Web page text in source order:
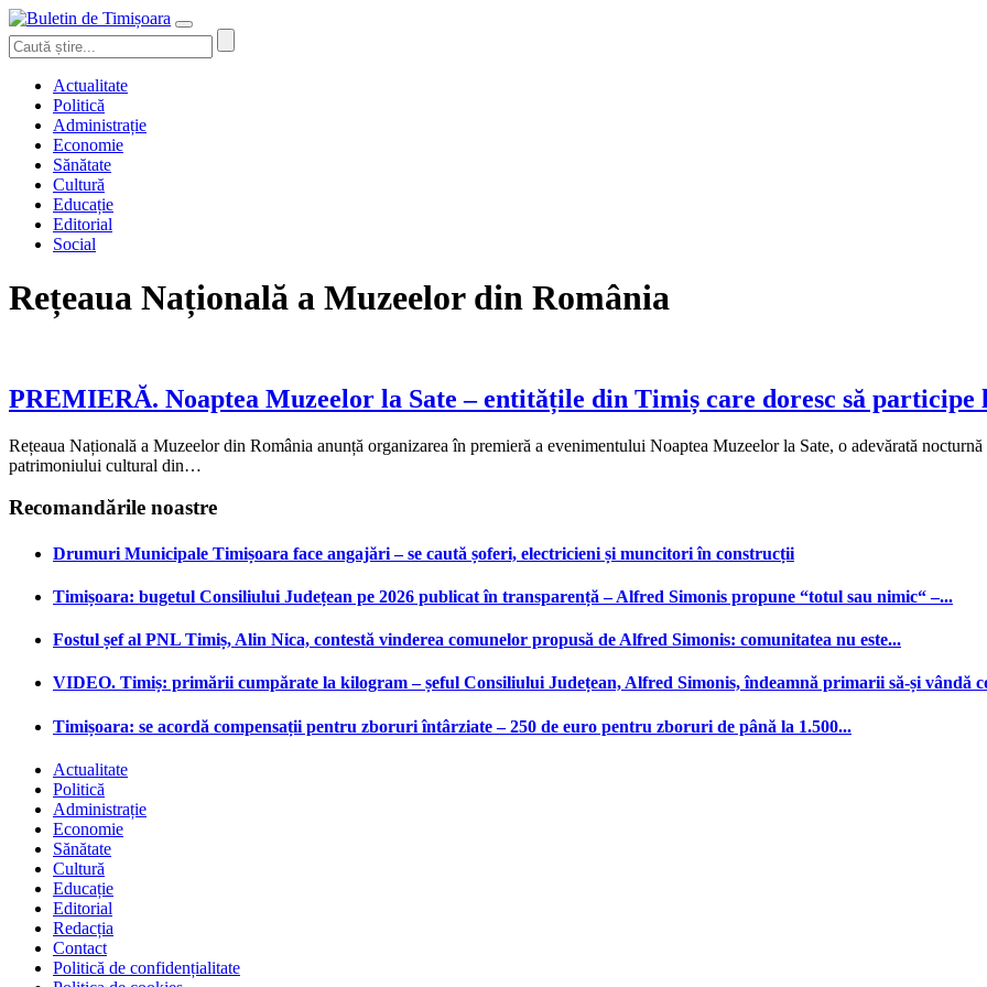
Actualitate
Politică
Administrație
Economie
Sănătate
Cultură
Educație
Editorial
Social
Rețeaua Națională a Muzeelor din România
PREMIERĂ. Noaptea Muzeelor la Sate – entitățile din Timiș care doresc să participe
Rețeaua Națională a Muzeelor din România anunță organizarea în premieră a evenimentului Noaptea Muzeelor la Sate, o adevărată
patrimoniului cultural din…
Recomandările noastre
Drumuri Municipale Timișoara face angajări – se caută șoferi, electricieni și muncitori în construcții
Timișoara: bugetul Consiliului Județean pe 2026 publicat în transparență – Alfred Simonis propune “totul sau nimic“ –...
Fostul șef al PNL Timiș, Alin Nica, contestă vinderea comunelor propusă de Alfred Simonis: comunitatea nu este...
VIDEO. Timiș: primării cumpărate la kilogram – șeful Consiliului Județean, Alfred Simonis, îndeamnă primarii să-și vândă
Timișoara: se acordă compensații pentru zboruri întârziate – 250 de euro pentru zboruri de până la 1.500...
Actualitate
Politică
Administrație
Economie
Sănătate
Cultură
Educație
Editorial
Redacția
Contact
Politică de confidențialitate